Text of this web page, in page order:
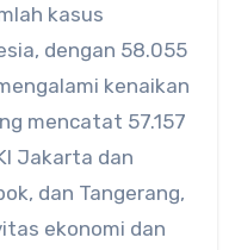
kasus
dengan 58.055
kenaikan
mencatat 57.157
Jakarta dan
dan Tangerang,
ekonomi dan